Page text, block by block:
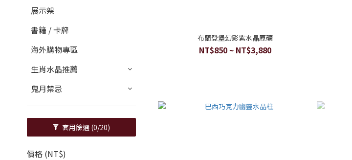
展示架
書籍 / 卡牌
海外購物專區
生肖水晶推薦
鬼月禁忌
套用篩選 (0/20)
價格 (NT$)
布蘭登堡幻影紫水晶原礦
NT$850 ~ NT$3,880